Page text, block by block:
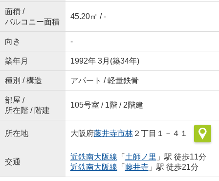
面積 /
バルコニー面積
45.20㎡ / -
向き -
築年月 1992年 3月(築34年)
種別 / 構造 アパート / 軽量鉄骨
部屋 /
所在階 / 階建
105号室 / 1階 / 2階建
所在地 大阪府藤井寺市林２丁目１－４１
交通
近鉄南大阪線 「 土師ノ里 」駅 徒歩11分
近鉄南大阪線 「 藤井寺」駅 徒歩21分